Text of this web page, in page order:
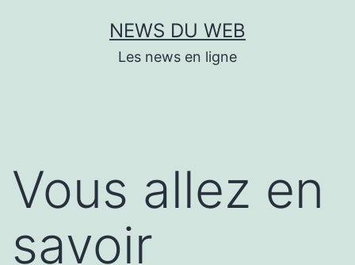
NEWS DU WEB
Les news en ligne
Vous allez en
savoir